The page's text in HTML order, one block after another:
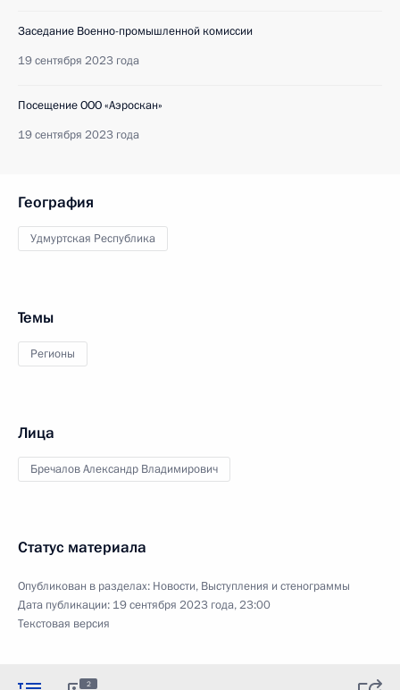
Заседание Военно-промышленной комиссии
19 сентября 2023 года
Посещение ООО «Аэроскан»
19 сентября 2023 года
География
Удмуртская Республика
Темы
Регионы
Лица
Бречалов Александр Владимирович
Статус материала
Опубликован в разделах: Новости, Выступления и стенограммы
Дата публикации: 19 сентября 2023 года, 23:00
Текстовая версия
2